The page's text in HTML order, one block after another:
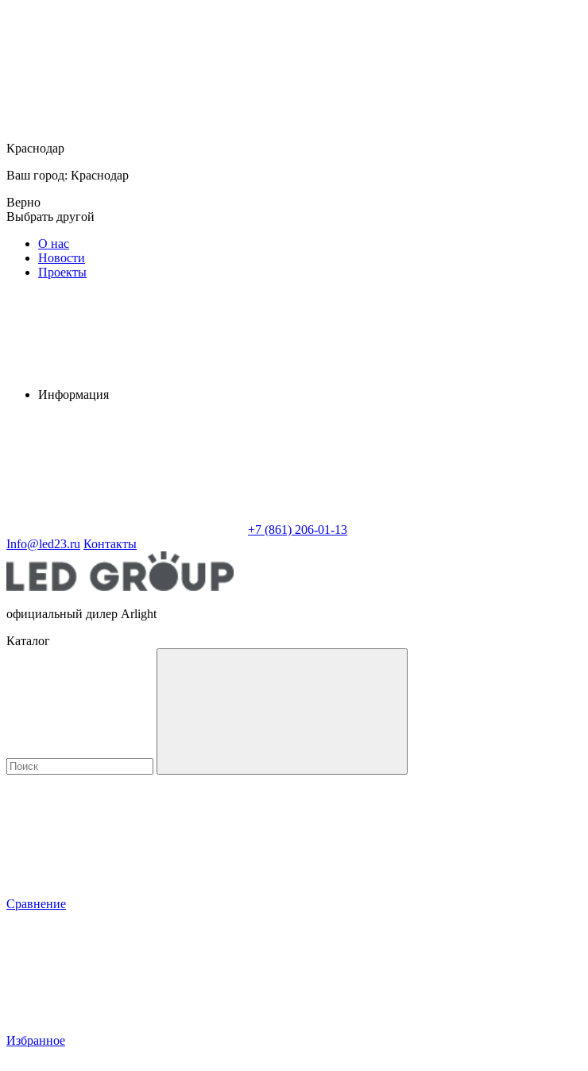
Краснодар
Ваш город: Краснодар
Верно
Выбрать другой
О нас
Новости
Проекты
Информация
+7 (861) 206-01-13
Info@led23.ru Контакты
официальный дилер Arlight
Каталог
Сравнение
Избранное